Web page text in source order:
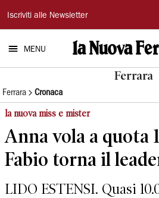
La
Nuova
Ferrara
Iscriviti alle Newsletter
MENU
Ferrara
Ferrara Cronaca
la nuova miss e mister
Anna vola a quota
Fabio torna il
LIDO ESTENSI. Quasi